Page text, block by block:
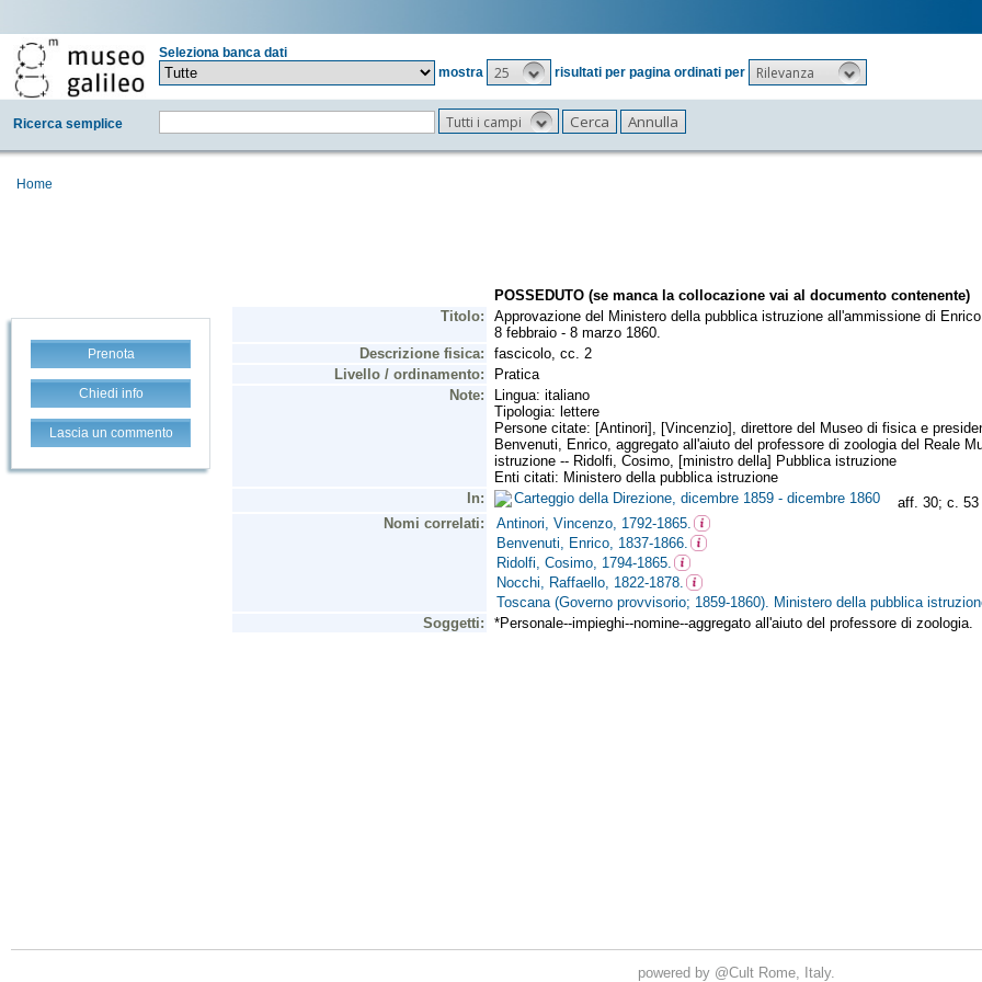
Seleziona banca dati
mostra
25 risultati per pagina ordinati per Rilevanza
Ricerca semplice Tutti i campi
Home
Prenota
Chiedi info
Lascia un commento
powered by @Cult Rome, Italy.